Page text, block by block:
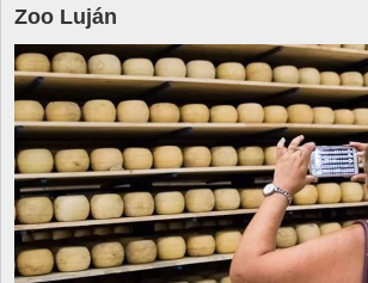
Zoo Luján